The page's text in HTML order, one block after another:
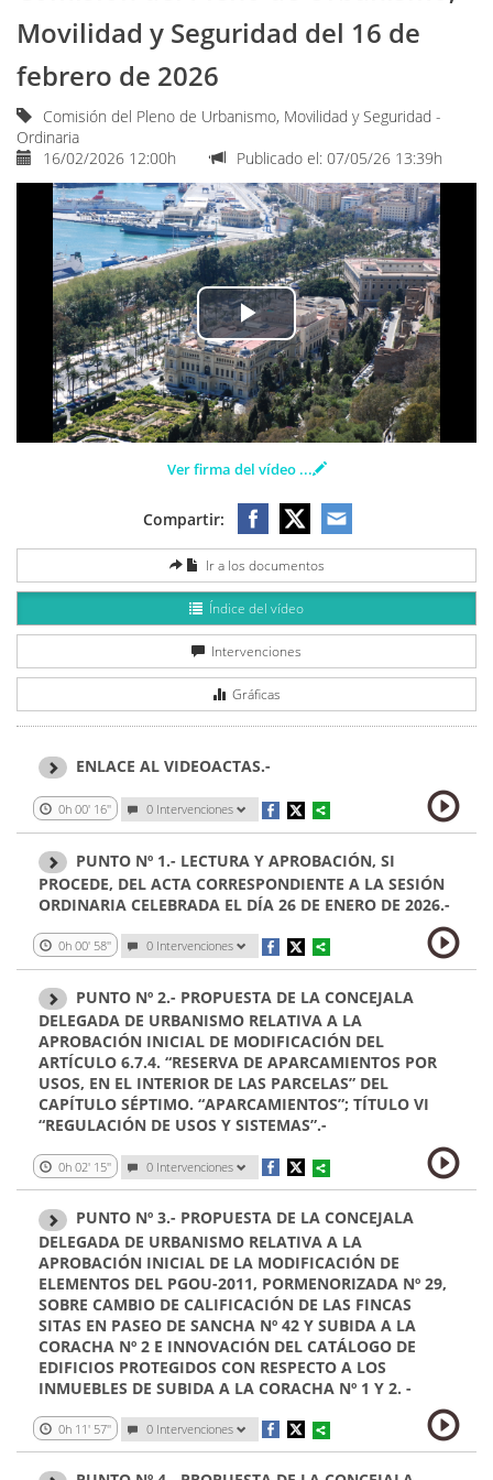
idioma
Movilidad y Seguridad del 16 de
febrero de 2026
Comisión del Pleno de Urbanismo, Movilidad y Seguridad -
Ordinaria
16/02/2026 12:00h
Publicado el: 07/05/26 13:39h
Play
Video
Ver firma del vídeo ...
Compartir:
Ir a los documentos
Índice del vídeo
Intervenciones
Gráficas
ENLACE AL VIDEOACTAS.-
0h 00' 16'' 0 Intervenciones
PUNTO Nº 1.- LECTURA Y APROBACIÓN, SI
PROCEDE, DEL ACTA CORRESPONDIENTE A LA SESIÓN
ORDINARIA CELEBRADA EL DÍA 26 DE ENERO DE 2026.-
0h 00' 58'' 0 Intervenciones
PUNTO Nº 2.- PROPUESTA DE LA CONCEJALA
DELEGADA DE URBANISMO RELATIVA A LA
APROBACIÓN INICIAL DE MODIFICACIÓN DEL
ARTÍCULO 6.7.4. “RESERVA DE APARCAMIENTOS POR
USOS, EN EL INTERIOR DE LAS PARCELAS” DEL
CAPÍTULO SÉPTIMO. “APARCAMIENTOS”; TÍTULO VI
“REGULACIÓN DE USOS Y SISTEMAS”.-
0h 02' 15'' 0 Intervenciones
PUNTO Nº 3.- PROPUESTA DE LA CONCEJALA
DELEGADA DE URBANISMO RELATIVA A LA
APROBACIÓN INICIAL DE LA MODIFICACIÓN DE
ELEMENTOS DEL PGOU-2011, PORMENORIZADA Nº 29,
SOBRE CAMBIO DE CALIFICACIÓN DE LAS FINCAS
SITAS EN PASEO DE SANCHA Nº 42 Y SUBIDA A LA
CORACHA Nº 2 E INNOVACIÓN DEL CATÁLOGO DE
EDIFICIOS PROTEGIDOS CON RESPECTO A LOS
INMUEBLES DE SUBIDA A LA CORACHA Nº 1 Y 2. -
0h 11' 57'' 0 Intervenciones